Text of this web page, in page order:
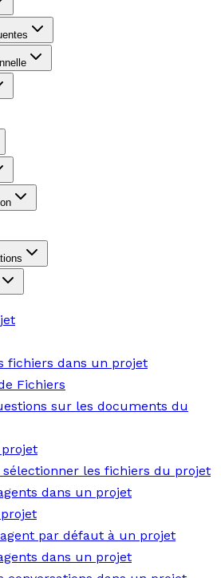
fichiers dans un projet
Fichiers
sur les documents du
sélectionner les fichiers du projet
dans un projet
par défaut à un projet
dans un projet